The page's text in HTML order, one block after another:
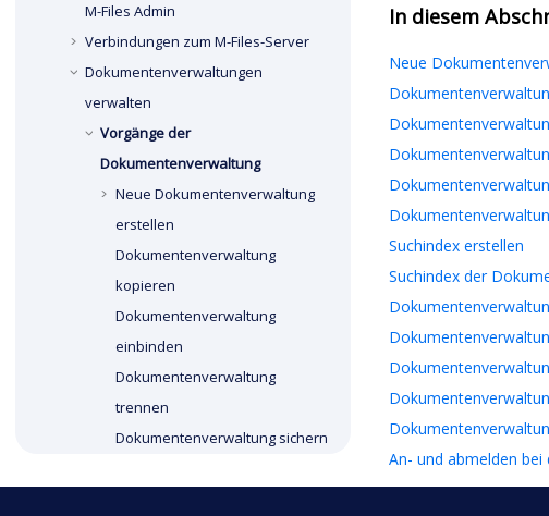
M-Files Admin
Verbindungen zum M-Files-Server
Dokumentenverwaltungen
verwalten
Vorgänge der
Dokumentenverwaltung
Neue Dokumentenverwaltung
erstellen
Dokumentenverwaltung
kopieren
Dokumentenverwaltung
einbinden
Dokumentenverwaltung
trennen
Dokumentenverwaltung sichern
In diesem
Neue
Suchindex erstellen
Suchindex der
An- und abmelden